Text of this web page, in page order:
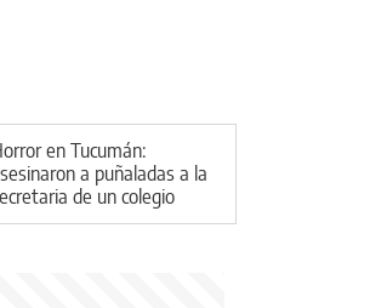
en Tucumán:
a puñaladas a la
de un colegio